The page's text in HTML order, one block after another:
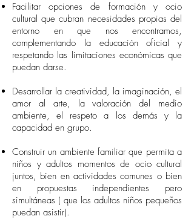
Facilitar opciones de formación y ocio
cultural que cubran necesidades propias del
entorno en que nos encontramos,
complementando la educación oficial y
respetando las limitaciones económicas que
puedan darse.
Desarrollar la creatividad, la imaginación, el
amor al arte, la valoración del medio
ambiente, el respeto a los demás y la
capacidad en grupo.
Construir un ambiente familiar que permita a
niños y adultos momentos de ocio cultural
juntos, bien en actividades comunes o bien
en propuestas independientes pero
simultáneas ( que los adultos niños pequeños
puedan asistir).